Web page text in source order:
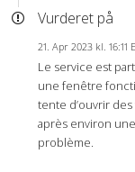
Vurderet på
21. Apr 2023 kl. 16:11
Le service est
une fenêtre
tente d’ouvrir
après environ
problème.